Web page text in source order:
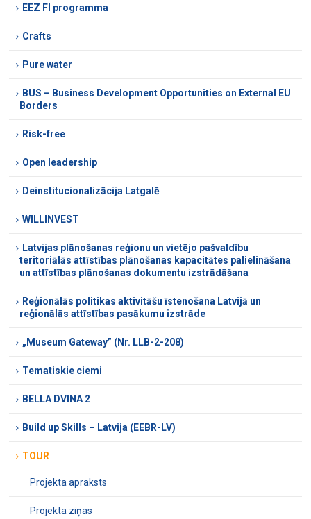
EEZ FI programma
Crafts
Pure water
BUS – Business Development Opportunities on External EU
Borders
Risk-free
Open leadership
Deinstitucionalizācija Latgalē
WILLINVEST
Latvijas plānošanas reģionu un vietējo pašvaldību
teritoriālās attīstības plānošanas kapacitātes palielināšana
un attīstības plānošanas dokumentu izstrādāšana
Reģionālās politikas aktivitāšu īstenošana Latvijā un
reģionālās attīstības pasākumu izstrāde
„Museum Gateway” (Nr. LLB-2-208)
Tematiskie ciemi
BELLA DVINA 2
Build up Skills – Latvija (EEBR-LV)
TOUR
Projekta apraksts
Projekta ziņas